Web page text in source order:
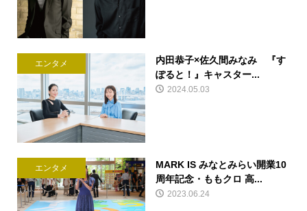
エンタメ
内田恭子×佐久間みなみ 『す
ぽると！』キャスター...
2024.05.03
エンタメ
MARK IS みなとみらい開業10
周年記念・ももクロ 高...
2023.06.24